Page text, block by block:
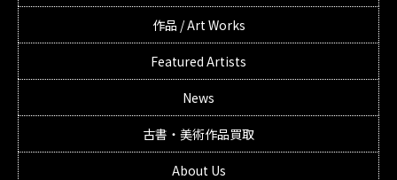
作品 / Art Works
Featured Artists
News
古書・美術作品買取
About Us